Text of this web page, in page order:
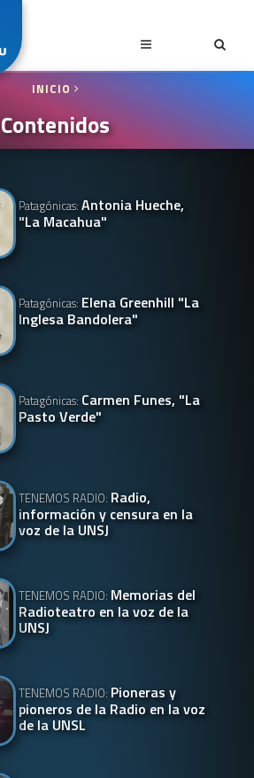
INICIO
Contenidos
Patagónicas:Antonia Hueche,
"La Macahua"
Patagónicas: Elena Greenhill "La
Inglesa Bandolera"
Patagónicas: Carmen Funes, "La
Pasto Verde"
TENEMOS RADIO: Radio,
información y censura en la
voz de la UNSJ
TENEMOS RADIO: Memorias del
Radioteatro en la voz de la
UNSJ
TENEMOS RADIO: Pioneras y
pioneros de la Radio en la voz
de la UNSL